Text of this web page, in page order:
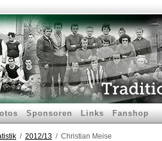
Sponsoren Links Fanshop
2012/13 Christian Meise